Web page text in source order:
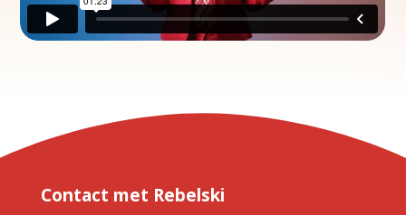
Contact met Rebelski